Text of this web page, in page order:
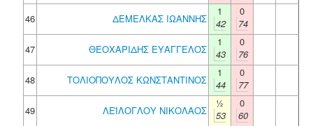
46
ΔΕΜΕΛΚΑΣ ΙΩΑΝΝΗΣ
1
42
0
74
47
ΘΕΟΧΑΡΙΔΗΣ ΕΥΑΓΓΕΛΟΣ
1
43
0
76
48
ΤΟΛΙΟΠΟΥΛΟΣ ΚΩΝΣΤΑΝΤΙΝΟΣ
1
44
0
77
49
ΛΕΪΛΟΓΛΟΥ ΝΙΚΟΛΑΟΣ
½
53
0
60